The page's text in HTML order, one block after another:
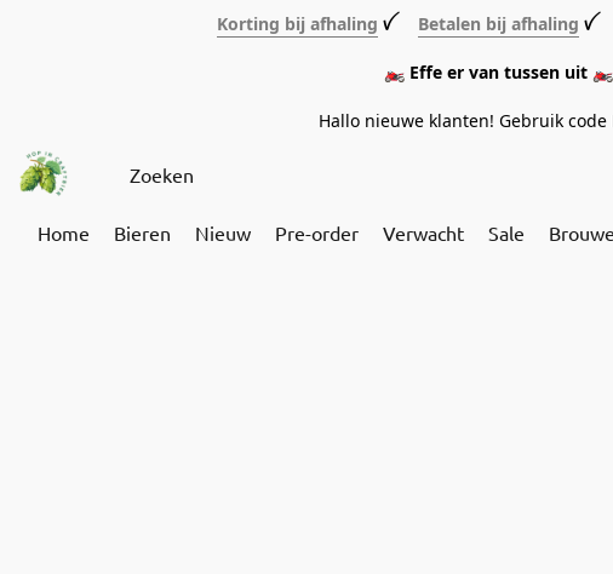
Korting bij afhaling ꪜ Betalen bij afhaling ꪜ
🏍️ Effe er van tussen uit 🏍️
Hallo nieuwe klanten! Gebruik code
Home Bieren Nieuw Pre-order Verwacht Sale